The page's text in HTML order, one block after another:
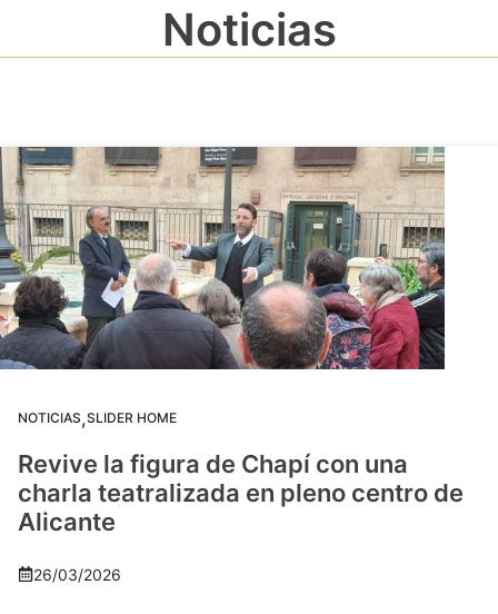
Noticias
NOTICIAS,SLIDER HOME
Revive la figura de Chapí con una
charla teatralizada en pleno centro de
Alicante
26/03/2026